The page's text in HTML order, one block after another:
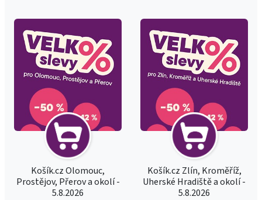
Košík.cz Olomouc,
Prostějov, Přerov a okolí -
5.8.2026
Košík.cz Zlín, Kroměříž,
Uherské Hradiště a okolí -
5.8.2026